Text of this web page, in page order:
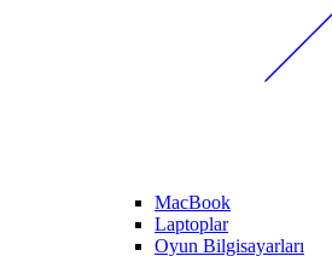
MacBook
Laptoplar
Oyun Bilgisayarları